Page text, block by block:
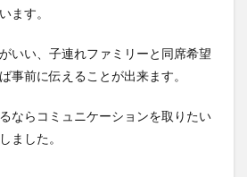
ます。
いい、子連れファミリーと同席希望
事前に伝えることが出来ます。
ならコミュニケーションを取りたい
ました。